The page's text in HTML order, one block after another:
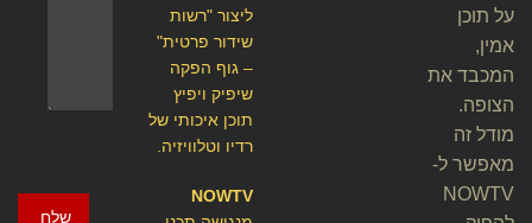
שלח
ליצור "רשות
שידור פרטית"
– גוף הפקה
שיפיק ויפיץ
תוכן איכותי של
רדיו וטלוויזיה.
NOWTV
על תוכן
אמין,
המכבד את
הצופה.
מודל זה
מאפשר ל-
NOWTV